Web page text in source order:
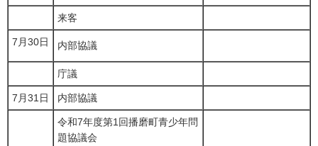
来客
7月30日 内部協議
庁議
7月31日 内部協議
令和7年度第1回播磨町青少年問
題協議会